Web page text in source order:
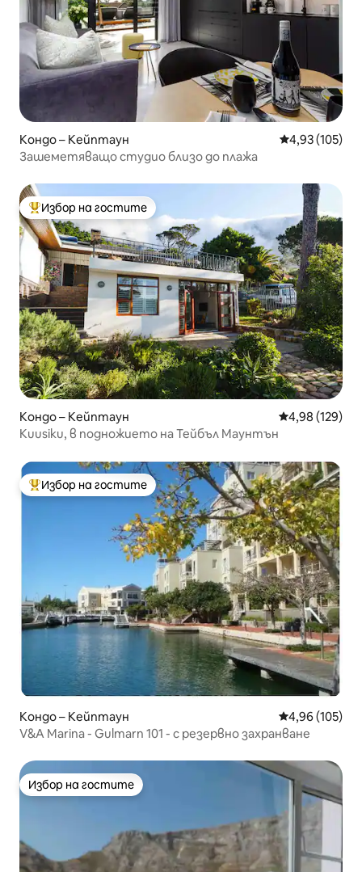
Кондо – Кейптаун Средна
4,93 (105)
Зашеметяващо студио близо до плажа
Най-популярен избор на гостите
Избор на гостите
Кондо – Кейптаун Средна
4,98 (129)
Kuusiku, в подножието на Тейбъл Маунтън
Най-популярен избор на гостите
Избор на гостите
Кондо – Кейптаун Средна
4,96 (105)
V&A Marina - Gulmarn 101 - с резервно захранване
Избор на гостите
Избор на гостите